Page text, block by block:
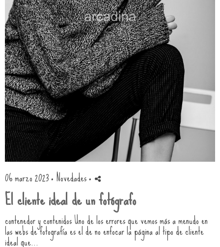
06 marzo 2023 ·Novedades·
El cliente ideal de un fotógrafo
contenedor y contenidos Uno de los errores que vemos más a menudo en
las webs de fotografía es el de no enfocar la página al tipo de cliente
ideal que...